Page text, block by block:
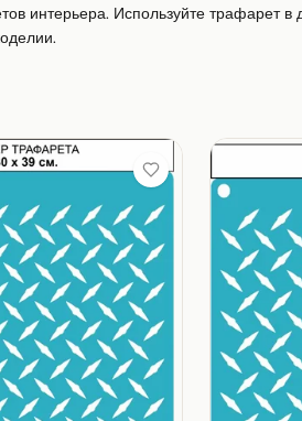
интерьера. Используйте трафарет в